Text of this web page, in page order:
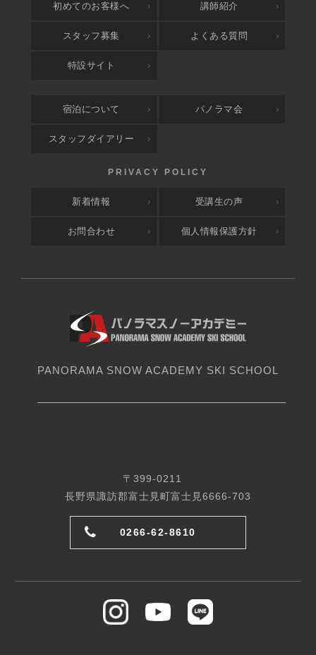
初めてのお客様へ 講師紹介
スタッフ募集 よくある質問
特設サイト
宿泊について パノラマ会
スタッフダイアリー
新着情報 受講生の声
お問合わせ 個人情報保護方針
PANORAMA SNOW ACADEMY SKI SCHOOL
〒399-0211
長野県諏訪郡富士見町富士見6666-703
0266-62-8610